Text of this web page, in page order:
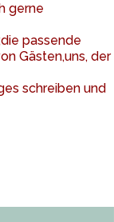
gerne
passende
Gästen,uns, der
schreiben und